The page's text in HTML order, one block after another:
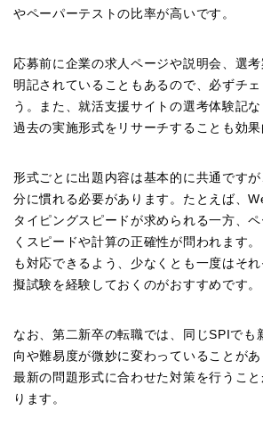
やペーパーテストの比率が高いです。
応募前に企業の求人ページや説明会、選
明記されていることもあるので、必ずチ
う。また、就活支援サイトの選考体験記
過去の実施形式をリサーチすることも効果
形式ごとに出題内容は基本的に共通です
分に慣れる必要があります。たとえば、
タイピングスピードが求められる一方、
くスピードや計算の正確性が問われます
も対応できるよう、少なくとも一度はそ
擬試験を経験しておくのがおすすめです。
なお、第二新卒の転職では、同じSPIでも
向や難易度が微妙に変わっていることがあ
最新の問題形式に合わせた対策を行うこ
ります。